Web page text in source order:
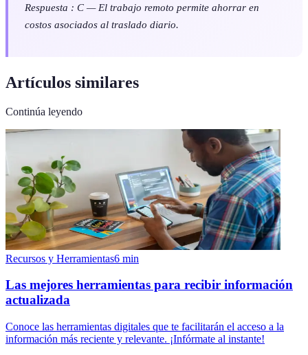
Respuesta : C — El trabajo remoto permite ahorrar en
costos asociados al traslado diario.
Artículos similares
Continúa leyendo
Recursos y Herramientas6 min
Las mejores herramientas para recibir información
actualizada
Conoce las herramientas digitales que te facilitarán el acceso a la
información más reciente y relevante. ¡Infórmate al instante!